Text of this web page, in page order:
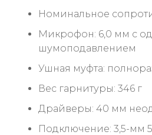
Номинальное
Микрофон: 6,0 мм с
шумоподавлением
Ушная муфта:
Вес гарнитуры: 346 г
Драйверы: 40 мм
Подключение: 3,5-мм